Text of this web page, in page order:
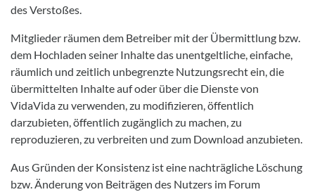
des Verstoßes.
Mitglieder räumen dem Betreiber mit der Übermittlung bzw.
dem Hochladen seiner Inhalte das unentgeltliche, einfache,
räumlich und zeitlich unbegrenzte Nutzungsrecht ein, die
übermittelten Inhalte auf oder über die Dienste von
VidaVida zu verwenden, zu modifizieren, öffentlich
darzubieten, öffentlich zugänglich zu machen, zu
reproduzieren, zu verbreiten und zum Download anzubieten.
Aus Gründen der Konsistenz ist eine nachträgliche Löschung
bzw. Änderung von Beiträgen des Nutzers im Forum